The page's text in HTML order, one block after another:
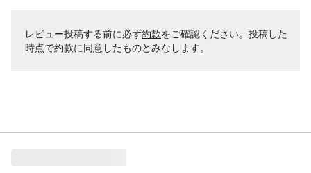
レビュー投稿する前に必ず約款をご確認ください。投稿した
時点で約款に同意したものとみなします。